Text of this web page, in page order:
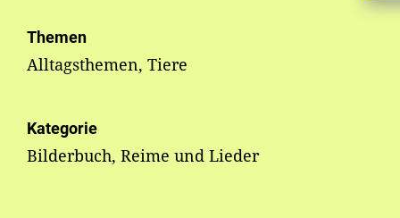
Themen
Alltagsthemen, Tiere
Kategorie
Bilderbuch, Reime und Lieder